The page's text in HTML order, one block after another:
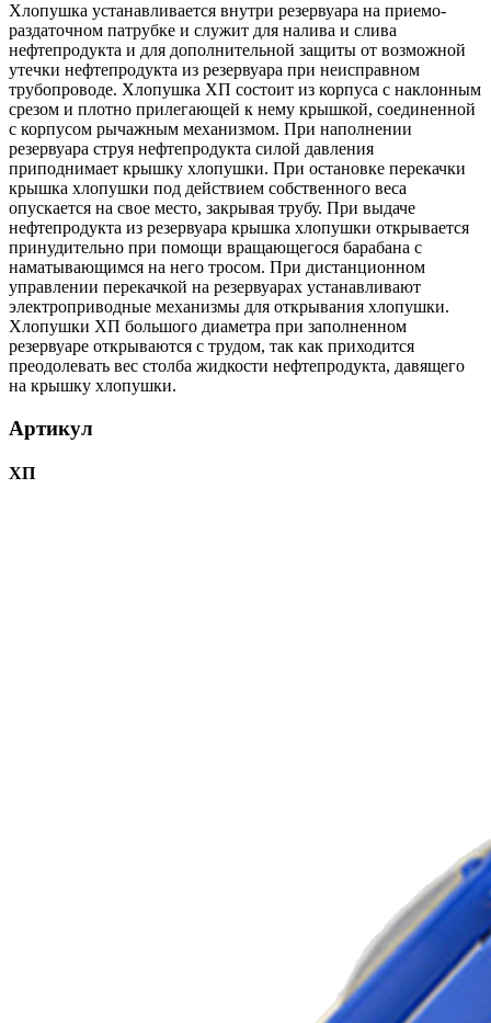
Хлопушка устанавливается внутри резервуара на приемо-
раздаточном патрубке и служит для налива и слива
нефтепродукта и для дополнительной защиты от возможной
утечки нефтепродукта из резервуара при неисправном
трубопроводе. Хлопушка ХП состоит из корпуса с наклонным
срезом и плотно прилегающей к нему крышкой, соединенной
с корпусом рычажным механизмом. При наполнении
резервуара струя нефтепродукта силой давления
приподнимает крышку хлопушки. При остановке перекачки
крышка хлопушки под действием собственного веса
опускается на свое место, закрывая трубу. При выдаче
нефтепродукта из резервуара крышка хлопушки открывается
принудительно при помощи вращающегося барабана с
наматывающимся на него тросом. При дистанционном
управлении перекачкой на резервуарах устанавливают
электроприводные механизмы для открывания хлопушки.
Хлопушки ХП большого диаметра при заполненном
резервуаре открываются с трудом, так как приходится
преодолевать вес столба жидкости нефтепродукта, давящего
на крышку хлопушки.
Артикул
ХП